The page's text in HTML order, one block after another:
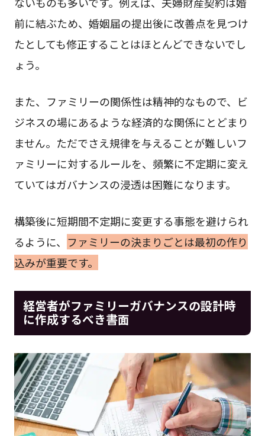
前に結ぶため、婚姻届の提出後に改善点を見つけ
たとしても修正することはほとんどできないでし
ょう。
また、ファミリーの関係性は精神的なもので、ビ
ジネスの場にあるような経済的な関係にとどまり
ません。ただでさえ規律を与えることが難しいフ
ァミリーに対するルールを、頻繁に不定期に変え
ていてはガバナンスの浸透は困難になります。
構築後に短期間不定期に変更する事態を避けられ
るように、 ファミリーの決まりごとは最初の作り
込みが重要です。
経営者がファミリーガバナンスの設計時
に作成するべき書面